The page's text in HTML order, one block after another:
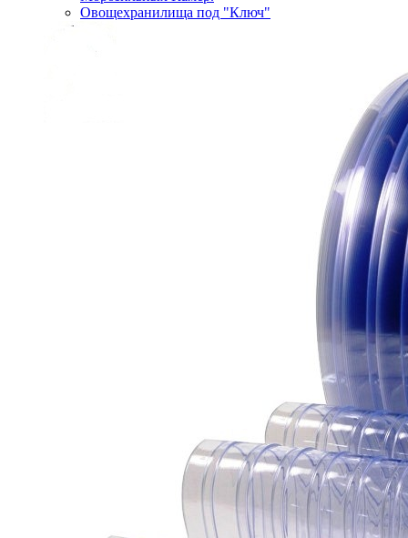
Овощехранилища под "Ключ"